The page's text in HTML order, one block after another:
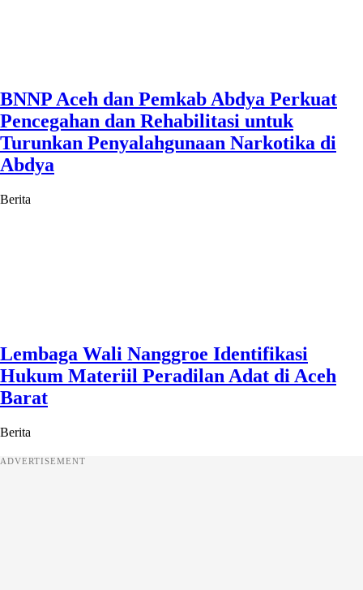
BNNP Aceh dan Pemkab Abdya Perkuat
Pencegahan dan Rehabilitasi untuk
Turunkan Penyalahgunaan Narkotika di
Abdya
Berita
Lembaga Wali Nanggroe Identifikasi
Hukum Materiil Peradilan Adat di Aceh
Barat
Berita
ADVERTISEMENT